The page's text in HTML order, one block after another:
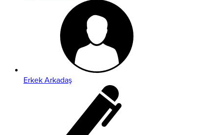
Erkek Arkadaş